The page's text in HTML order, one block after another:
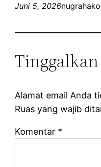
Juni 5, 2026
Alamat email Anda
Ruas yang wajib
Komentar *